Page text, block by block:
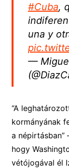
#Cuba,
una y
—
“A
kormányának
a népirtásban”
hogy
vétójogával él